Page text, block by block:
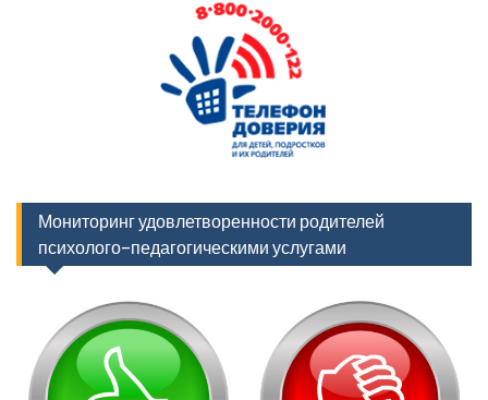
Мониторинг удовлетворенности родителей
психолого-педагогическими услугами